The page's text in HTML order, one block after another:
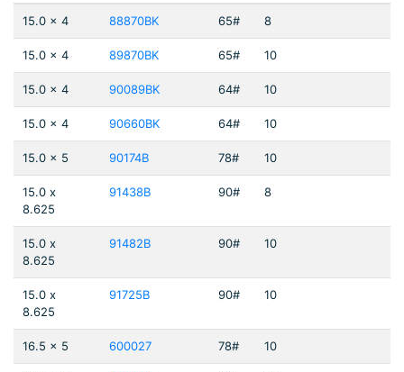
15.0 x 4 88870BK 65# 8
15.0 x 4 89870BK 65# 10
15.0 x 4 90089BK 64# 10
15.0 x 4 90660BK 64# 10
15.0 x 5 90174B 78# 10
15.0 x
8.625
91438B 90# 8
15.0 x
8.625
91482B 90# 10
15.0 x
8.625
91725B 90# 10
16.5 x 5 600027 78# 10